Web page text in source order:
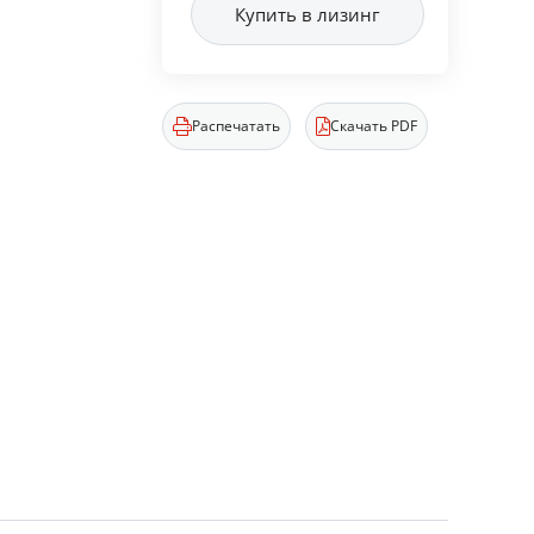
Купить в лизинг
Распечатать Скачать PDF